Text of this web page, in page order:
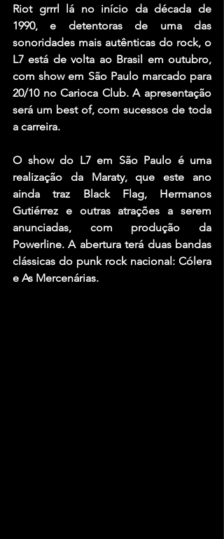
Riot grrrl lá no início da década de
1990, e detentoras de uma das
sonoridades mais autênticas do rock, o
L7 está de volta ao Brasil em outubro,
com show em São Paulo marcado para
20/10 no Carioca Club. A apresentação
será um best of, com sucessos de toda
a carreira.
O show do L7 em São Paulo é uma
realização da Maraty, que este ano
ainda traz Black Flag, Hermanos
Gutiérrez e outras atrações a serem
anunciadas, com produção da
Powerline. A abertura terá duas bandas
clássicas do punk rock nacional: Cólera
e As Mercenárias.